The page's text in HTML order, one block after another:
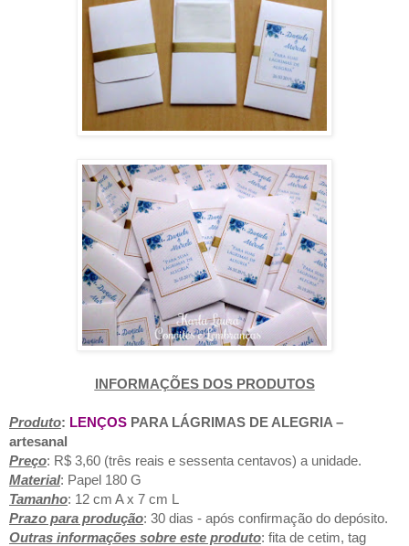
INFORMAÇÕES DOS PRODUTOS
Produto: LENÇOS PARA LÁGRIMAS DE ALEGRIA –
artesanal
Preço: R$ 3,60 (três reais e sessenta centavos) a unidade.
Material: Papel 180 G
Tamanho: 12 cm A x 7 cm L
Prazo para produção: 30 dias - após confirmação do depósito.
Outras informações sobre este produto: fita de cetim, tag